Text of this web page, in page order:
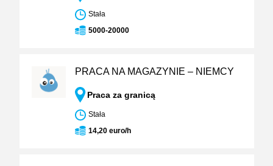
Stała
5000-20000
PRACA NA MAGAZYNIE – NIEMCY
Praca za granicą
Stała
14,20 euro/h